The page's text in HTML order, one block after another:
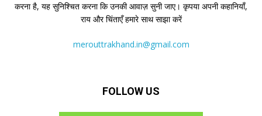
करना है, यह सुनिश्चित करना कि उनकी आवाज़ सुनी जाए। कृपया अपनी कहानियाँ,
राय और चिंताएँ हमारे साथ साझा करें
merouttrakhand.in@gmail.com
FOLLOW US